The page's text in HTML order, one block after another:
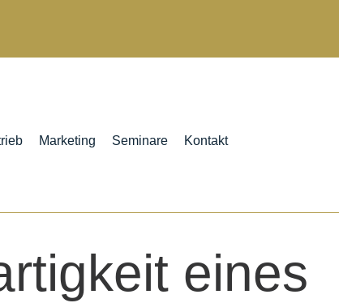
Marketing Seminare Kontakt
eines